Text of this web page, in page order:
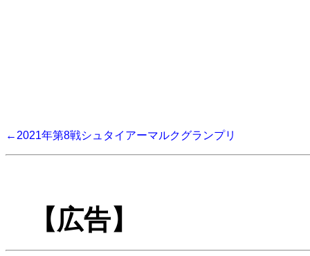
←2021年第8戦シュタイアーマルクグランプリ
【広告】